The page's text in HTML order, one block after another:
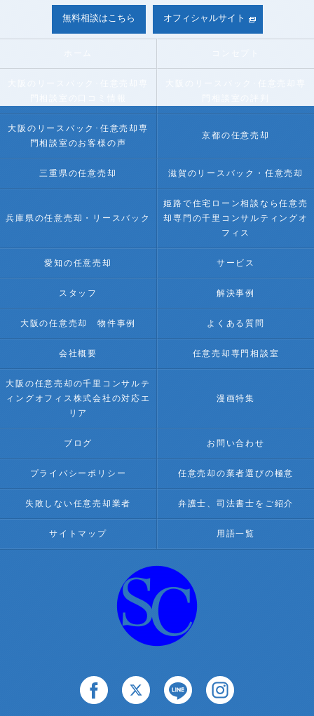
無料相談はこちら オフィシャルサイト
大阪のリースバック･任意売却専
門相談室のお客様の声
京都の任意売却
三重県の任意売却 滋賀のリースバック・任意売却
兵庫県の任意売却・リースバック
姫路で住宅ローン相談なら任意売
却専門の千里コンサルティングオ
フィス
愛知の任意売却 サービス
スタッフ 解決事例
大阪の任意売却 物件事例 よくある質問
会社概要 任意売却専門相談室
大阪の任意売却の千里コンサルテ
ィングオフィス株式会社の対応エ
リア
漫画特集
ブログ お問い合わせ
プライバシーポリシー 任意売却の業者選びの極意
失敗しない任意売却業者 弁護士、司法書士をご紹介
サイトマップ 用語一覧